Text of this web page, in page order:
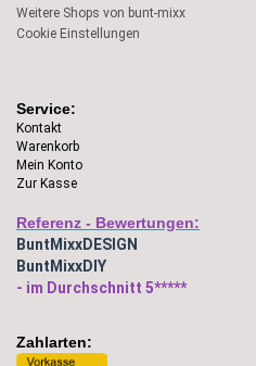
Weitere Shops von bunt-mixx
Cookie Einstellungen
Service:
Kontakt
Warenkorb
Mein Konto
Zur Kasse
Referenz - Bewertungen:
BuntMixxDESIGN
BuntMixxDIY
- im Durchschnitt 5*****
Zahlarten: